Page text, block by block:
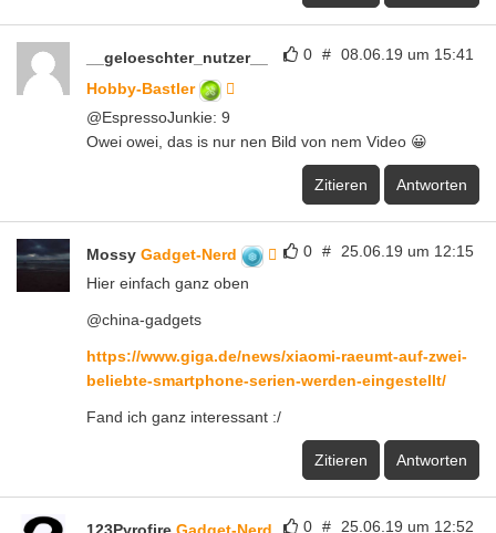
0 # 08.06.19 um 15:41
__geloeschter_nutzer__
Hobby-Bastler
@EspressoJunkie: 9
Owei owei, das is nur nen Bild von nem Video 😀
Zitieren Antworten
0 # 25.06.19 um 12:15
Mossy Gadget-Nerd
Hier einfach ganz oben
@china-gadgets
https://www.giga.de/news/xiaomi-raeumt-auf-zwei-
beliebte-smartphone-serien-werden-eingestellt/
Fand ich ganz interessant :/
Zitieren Antworten
0 # 25.06.19 um 12:52